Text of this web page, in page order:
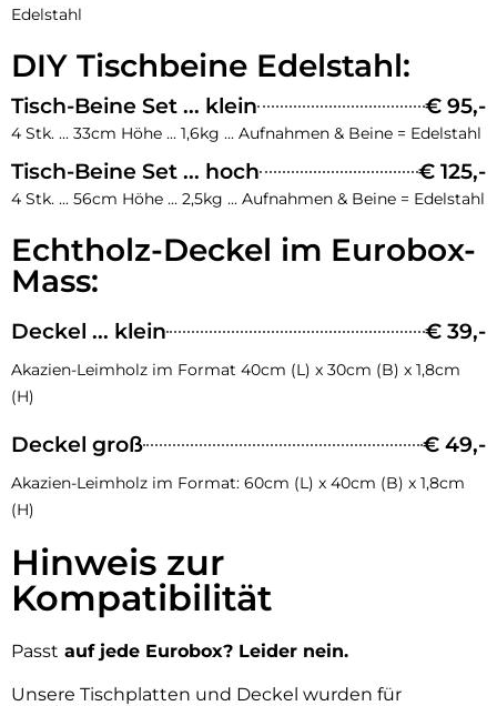
Edelstahl
DIY Tischbeine Edelstahl:
Tisch-Beine Set ... klein € 95,-
4 Stk. ... 33cm Höhe ... 1,6kg ... Aufnahmen & Beine = Edelstahl
Tisch-Beine Set ... hoch € 125,-
4 Stk. ... 56cm Höhe ... 2,5kg ... Aufnahmen & Beine = Edelstahl
Echtholz-Deckel im Eurobox-
Mass:
Deckel ... klein € 39,-
Akazien-Leimholz im Format 40cm (L) x 30cm (B) x 1,8cm
(H)
Deckel groß € 49,-
Akazien-Leimholz im Format: 60cm (L) x 40cm (B) x 1,8cm
(H)
Hinweis zur
Kompatibilität
Passt auf jede Eurobox? Leider nein.
Unsere Tischplatten und Deckel wurden für